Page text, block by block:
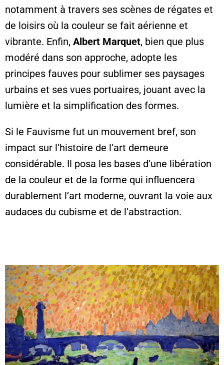
notamment à travers ses scènes de régates et
de loisirs où la couleur se fait aérienne et
vibrante. Enfin, Albert Marquet, bien que plus
modéré dans son approche, adopte les
principes fauves pour sublimer ses paysages
urbains et ses vues portuaires, jouant avec la
lumière et la simplification des formes.
Si le Fauvisme fut un mouvement bref, son
impact sur l’histoire de l’art demeure
considérable. Il posa les bases d’une libération
de la couleur et de la forme qui influencera
durablement l’art moderne, ouvrant la voie aux
audaces du cubisme et de l’abstraction.